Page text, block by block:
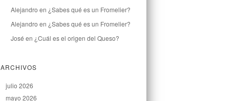
Alejandro en ¿Sabes qué es un Fromelier?
Alejandro en ¿Sabes qué es un Fromelier?
José en ¿Cuál es el origen del Queso?
ARCHIVOS
julio 2026
mayo 2026